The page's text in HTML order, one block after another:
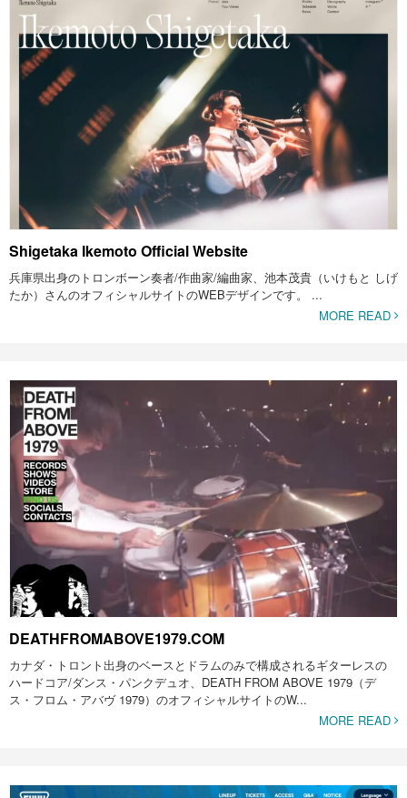
Shigetaka Ikemoto Official Website
兵庫県出身のトロンボーン奏者/作曲家/編曲家、池本茂貴（いけもと しげ
たか）さんのオフィシャルサイトのWEBデザインです。 ...
MORE READ
DEATHFROMABOVE1979.COM
カナダ・トロント出身のベースとドラムのみで構成されるギターレスの
ハードコア/ダンス・パンクデュオ、DEATH FROM ABOVE 1979（デ
ス・フロム・アバヴ 1979）のオフィシャルサイトのW...
MORE READ